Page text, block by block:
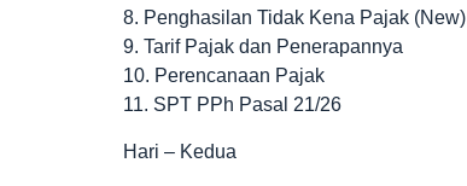
8. Penghasilan Tidak Kena Pajak (New)
9. Tarif Pajak dan Penerapannya
10. Perencanaan Pajak
11. SPT PPh Pasal 21/26
Hari – Kedua